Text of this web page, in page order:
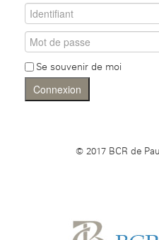
Se souvenir de moi
Connexion
© 2017 BCR de